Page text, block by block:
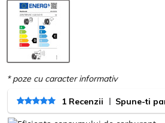
1 Recenzii | Spune-ti